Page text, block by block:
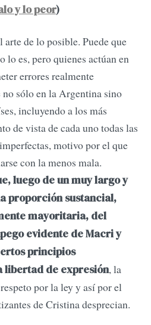
y lo peor)
de lo posible. Puede que
lo es, pero quienes actúan en
errores realmente
no sólo en la Argentina sino
incluyendo a los más
de vista de cada uno todas las
motivo por el que
con la menos mala.
luego de un muy largo y
proporción sustancial,
mayoritaria, del
evidente de Macri y
principios
libertad de expresión, la
por la ley y así por el
de Cristina desprecian.